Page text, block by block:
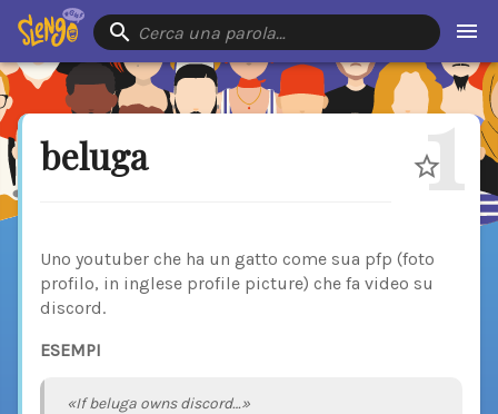
Cerca una parola…
beluga 1
Uno youtuber che ha un gatto come sua pfp (foto
profilo, in inglese profile picture) che fa video su
discord.
ESEMPI
«If beluga owns discord…»